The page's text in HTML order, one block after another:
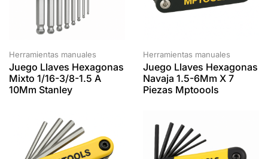
Herramientas manuales
Juego Llaves Hexagonas
Mixto 1/16-3/8-1.5 A
10Mm Stanley
Herramientas manuales
Juego Llaves Hexagonas
Navaja 1.5-6Mm X 7
Piezas Mptoools